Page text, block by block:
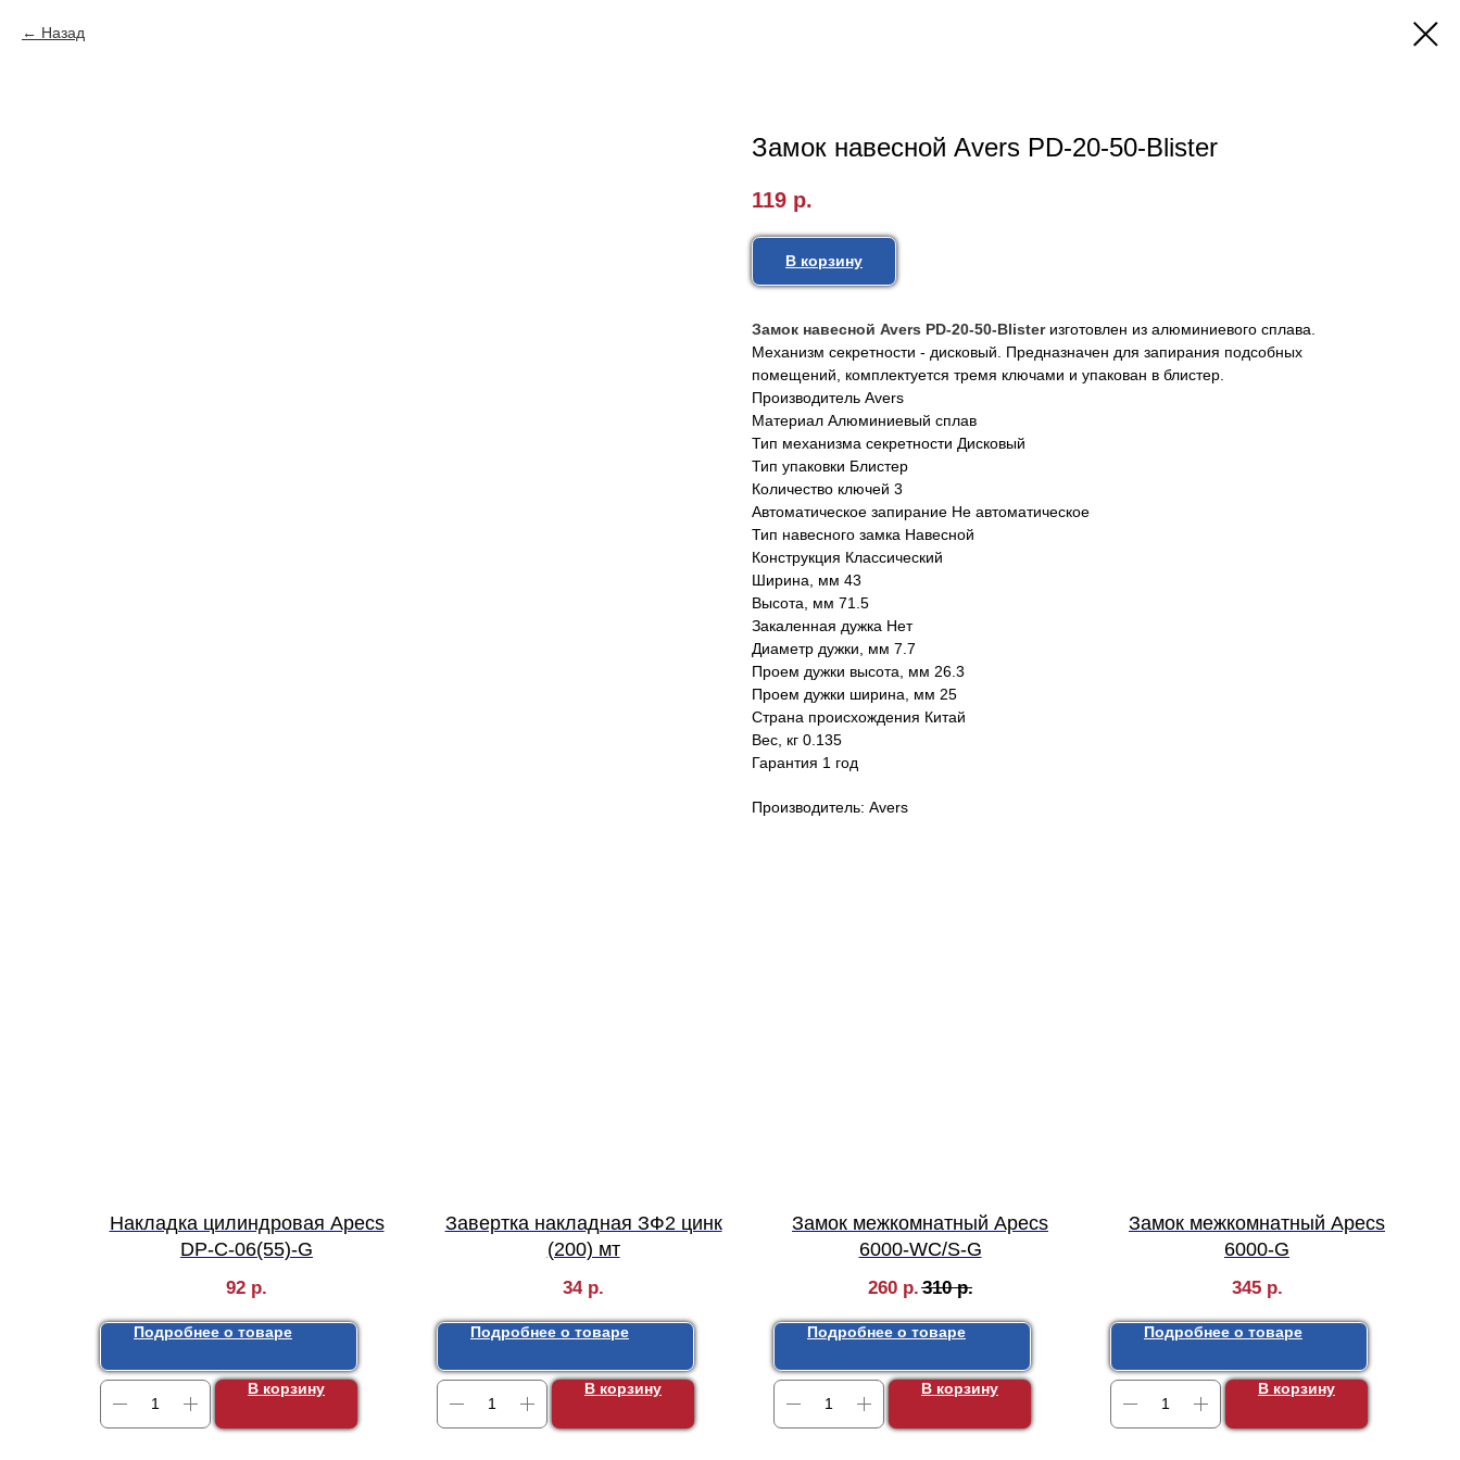
Назад
Замок навесной Avers PD-20-50-Blister
119 р.
В корзину
Замок навесной Avers PD-20-50-Blister изготовлен из алюминиевого сплава.
Механизм секретности - дисковый. Предназначен для запирания подсобных
помещений, комплектуется тремя ключами и упакован в блистер.
Производитель Avers
Материал Алюминиевый сплав
Тип механизма секретности Дисковый
Тип упаковки Блистер
Количество ключей 3
Автоматическое запирание Не автоматическое
Тип навесного замка Навесной
Конструкция Классический
Ширина, мм 43
Высота, мм 71.5
Закаленная дужка Нет
Диаметр дужки, мм 7.7
Проем дужки высота, мм 26.3
Проем дужки ширина, мм 25
Страна происхождения Китай
Вес, кг 0.135
Гарантия 1 год
Производитель: Avers
Накладка цилиндровая Apecs
DP-C-06(55)-G
92 р.
Подробнее о товаре
В корзину
Завертка накладная ЗФ2 цинк
(200) мт
34 р.
Подробнее о товаре
В корзину
Замок межкомнатный Apecs
6000-WC/S-G
260 р.310 р.
Подробнее о товаре
В корзину
Замок межкомнатный Apecs
6000-G
345 р.
Подробнее о товаре
В корзину